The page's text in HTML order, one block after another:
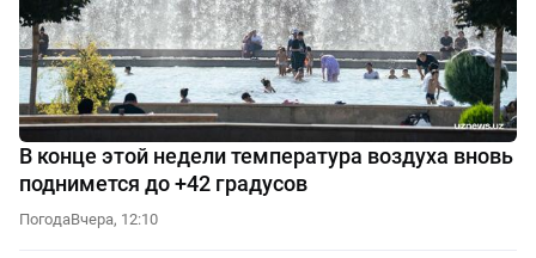
В конце этой недели температура воздуха вновь
поднимется до +42 градусов
ПогодаВчера, 12:10